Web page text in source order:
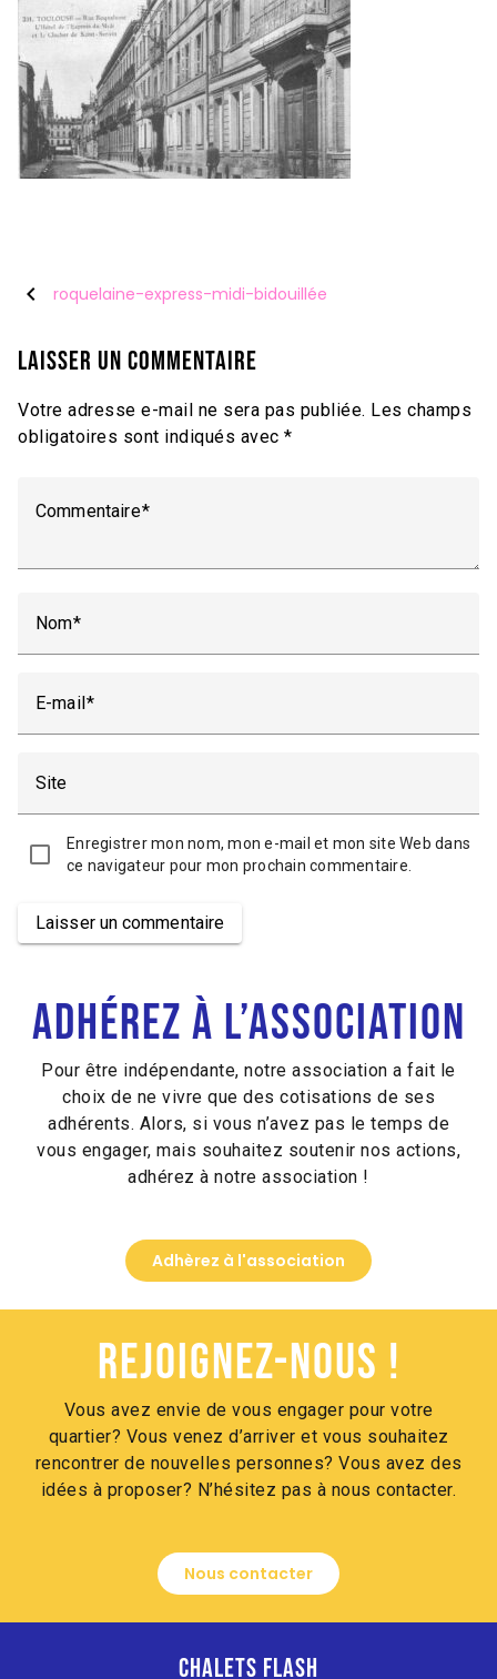
chevron_left roquelaine-express-midi-bidouillée
Laisser un commentaire
Votre adresse e-mail ne sera pas publiée. Les champs
obligatoires sont indiqués avec *
Commentaire
Nom
E-mail
Site
Enregistrer mon nom, mon e-mail et mon site Web dans
ce navigateur pour mon prochain commentaire.
Laisser un commentaire
Adhérez à l’association
Pour être indépendante, notre association a fait le
choix de ne vivre que des cotisations de ses
adhérents. Alors, si vous n’avez pas le temps de
vous engager, mais souhaitez soutenir nos actions,
adhérez à notre association !
Adhèrez à l'association
Rejoignez-nous !
Vous avez envie de vous engager pour votre
quartier? Vous venez d’arriver et vous souhaitez
rencontrer de nouvelles personnes? Vous avez des
idées à proposer? N’hésitez pas à nous contacter.
Nous contacter
Chalets Flash